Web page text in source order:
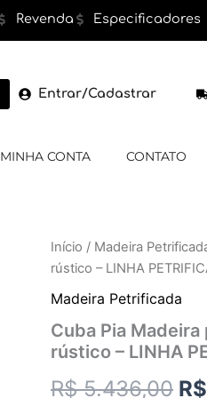
Revenda Especificadores
Entrar/Cadastrar
MINHA CONTA CONTATO
Início / Madeira
rústico – LINHA
Madeira Petrificada
Cuba Pia
rústico – LINHA
R$5.436,00
O
R$
Cuba
Pia
petrificada,
marrom
,exterior
-